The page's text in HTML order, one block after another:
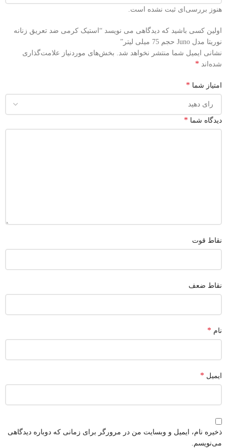
هنوز بررسی‌ای ثبت نشده است.
اولین کسی باشید که دیدگاهی می نویسد “استیک کرمی ضد تعریق زنانه
نوریتا مدل Juno حجم 75 میلی لیتر”
نشانی ایمیل شما منتشر نخواهد شد.
بخش‌های موردنیاز علامت‌گذاری
شده‌اند *
امتیاز شما *
دیدگاه شما *
نقاط قوت
نقاط ضعف
نام *
ایمیل *
ذخیره نام، ایمیل و وبسایت من در مرورگر برای زمانی که دوباره دیدگاهی
می‌نویسم.